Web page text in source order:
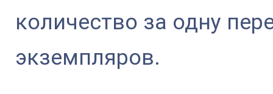
количество за одну
экземпляров.